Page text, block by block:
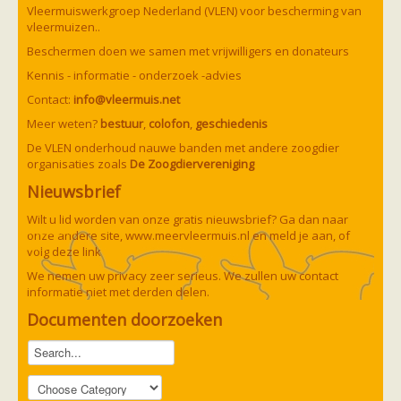
Vleermuizen in de tuin
Aankondiging activiteiten
Ik ben op zoek naar een detector
Ecologie en soorten
Hoe vleermuizen leven
Voedsel en jagen
Verblijfplaatsen
Echolocatie
Soorten
Baardvleermuis
Bechsteins vleermuis
Bosvleermuis
Brandt's vleermuis
Bruine of gewone grootoorvleermuis
Franjestaart
Gewone dwergvleermuis
Grijze grootoorvleermuis
Grote rosse vleermuis
Ingekorven vleermuis
Kleine en grote hoefijzerneus
Laatvlieger
Meervleermuis
Noordse vleermuis
Rosse vleermuis
Paul van Hoof
Vleermuiswerkgroep Nederland (VLEN) voor bescherming van
vleermuizen..
Beschermen doen we samen met vrijwilligers en donateurs
Kennis - informatie - onderzoek -advies
Contact: info@vleermuis.net
Meer weten? bestuur, colofon, geschiedenis
De VLEN onderhoud nauwe banden met andere zoogdier
organisaties zoals De Zoogdiervereniging
Nieuwsbrief
Wilt u lid worden van onze gratis nieuwsbrief? Ga dan naar
onze andere site,www.meervleermuis.nlen meld je aan, of
volg deze link
We nemen uw privacy zeer serieus. We zullen uw contact
informatie niet met derden delen.
Documenten doorzoeken